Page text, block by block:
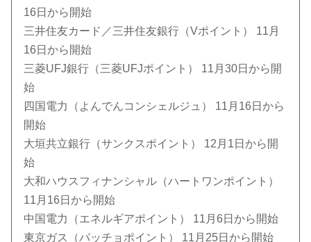
16日から開始
三井住友カード／三井住友銀行（Vポイント） 11月
16日から開始
三菱UFJ銀行（三菱UFJポイント） 11月30日から開
始
四国電力（よんでんコンシェルジュ） 11月16日から
開始
大垣共立銀行（サンクスポイント） 12月1日から開
始
大和ハウスフィナンシャル（ハートワンポイント）
11月16日から開始
中国電力（エネルギアポイント） 11月6日から開始
東京ガス（パッチョポイント） 11月25日から開始